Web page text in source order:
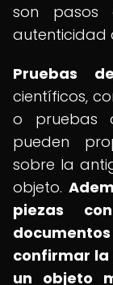
son pasos
autenticidad
Pruebas
científicos,
o pruebas
pueden
sobre la
objeto.
piezas
confirmar la
un objeto